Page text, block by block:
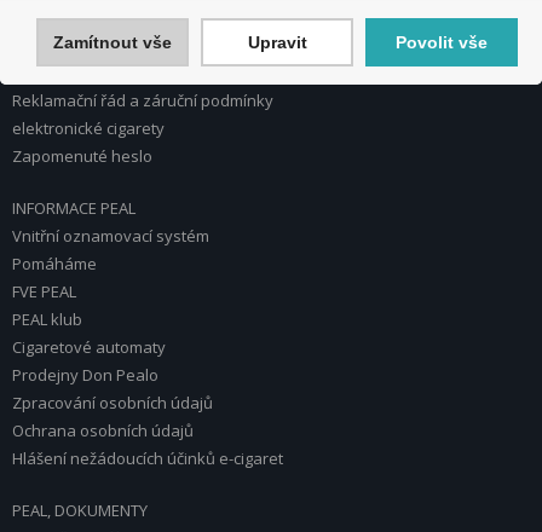
Nápověda k registraci a nákupu
Obchodní podmínky
Reklamace
Reklamační řád a záruční podmínky
elektronické cigarety
Zapomenuté heslo
INFORMACE PEAL
Vnitřní oznamovací systém
Pomáháme
FVE PEAL
PEAL klub
Cigaretové automaty
Prodejny Don Pealo
Zpracování osobních údajů
Ochrana osobních údajů
Hlášení nežádoucích účinků e-cigaret
PEAL, DOKUMENTY
Zamítnout vše Upravit Povolit vše